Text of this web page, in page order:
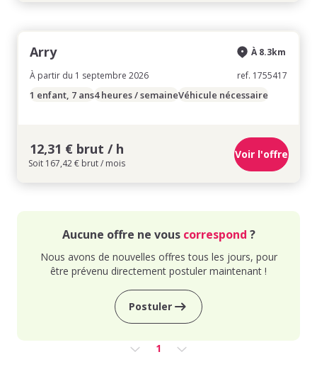
Arry
À partir du 1 septembre 2026
À 8.3km
ref. 1755417
1 enfant, 7 ans4 heures / semaineVéhicule nécessaire
12,31 € brut / h
Soit 167,42 € brut / mois
Voir l'offre
Aucune offre ne vous correspond ?
Nous avons de nouvelles offres tous les jours, pour
être prévenu directement postuler maintenant !
Postuler
1